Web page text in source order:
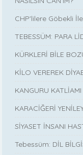
CHP'lilere Göbekli
TEBESSÜM: PARA
KÜRKLERİ BİLE
KİLO VEREREK
KANGURU KATLİAMI
KARACİĞERİ
SİYASET İNSANI
Tebessüm: DİL